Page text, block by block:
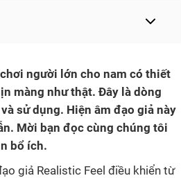
người lớn cho nam có thiết
màng như thật. Đây là dòng
sử dụng. Hiện âm đạo giả này
Mời bạn đọc cùng chúng tôi
bổ ích.
giả Realistic Feel điều khiển từ